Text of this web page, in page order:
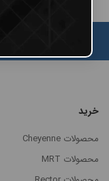
خرید
محصولات Cheyenne
محصولات MRT